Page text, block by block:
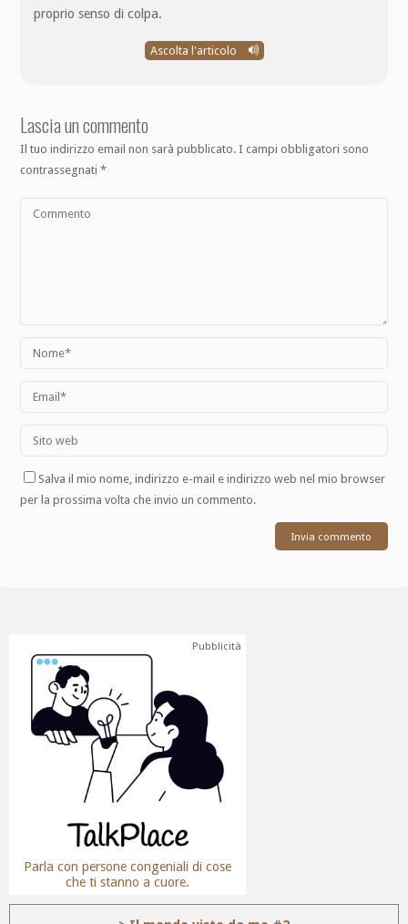
proprio senso di colpa.
Ascolta l'articolo
Lascia un commento
Il tuo indirizzo email non sarà pubblicato. I campi obbligatori sono
contrassegnati*
Salva il mio nome, indirizzo e-mail e indirizzo web nel mio browser
per la prossima volta che invio un commento.
Pubblicità
Parla con persone congeniali di cose
che ti stanno a cuore.